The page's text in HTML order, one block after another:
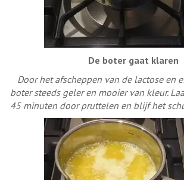
De boter gaat klaren
Door het afscheppen van de lactose en
boter steeds geler en mooier van kleur.
45 minuten door pruttelen en blijf het